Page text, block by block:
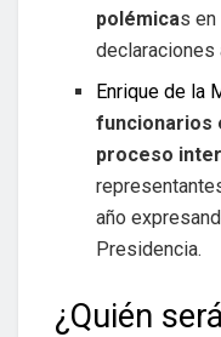
polémicas
declaraciones
Enrique de la
funcionarios
proceso
año
Presidencia.
¿Quién